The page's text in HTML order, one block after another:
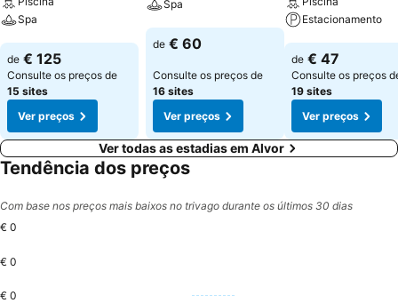
Spa
Ver preços
de € 125
Consulte os preços de
15 sites
Ver preços
Spa
Ver preços
de € 60
Consulte os preços de
16 sites
Ver preços
Estacionamento
Ver preços
de € 47
Consulte os preços
19 sites
Ver preços
Ver todas as estadias em Alvor
Tendência dos preços
Com base nos preços mais baixos no trivago durante os últimos 30 dias
€ 0
€ 0
€ 0